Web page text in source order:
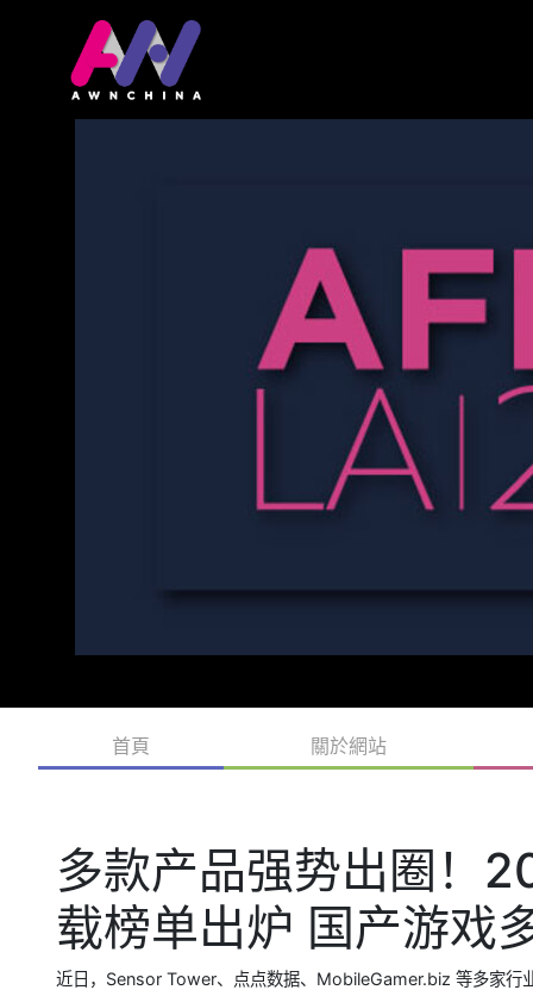
首頁 關於網站
多款产品强势出圈！
载榜单出炉 国产游戏
近日，Sensor Tower、点点数据、MobileGamer.biz 等多家行